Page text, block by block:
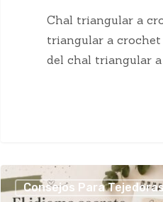
Chal triangular a
triangular a crochet
del chal triangular a
Los
patrones
Consejos Para